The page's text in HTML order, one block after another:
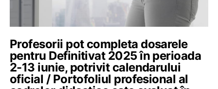
Profesorii pot completa dosarele
pentru Definitivat 2025 în perioada
2-13 iunie, potrivit calendarului
oficial / Portofoliul profesional al